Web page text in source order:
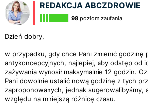
REDAKCJA ABCZDROWIE
98 poziom zaufania
Dzień dobry,
w przypadku, gdy chce Pani zmienić godzinę
antykoncepcyjnych, najlepiej, aby odstęp od
zażywania wynosił maksymalnie 12 godzin.
Pani dowolnie ustalić nową godzinę z tych
zaproponowanych, jednak sugerowalibyśmy,
względu na mniejszą różnicę czasu.